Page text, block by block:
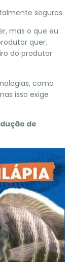
seguros.
mas o que eu
quer.
do produtor
como
isso exige
de